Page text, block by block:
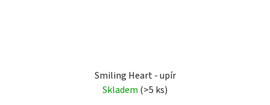
Smiling Heart - upír
Skladem (>5 ks)